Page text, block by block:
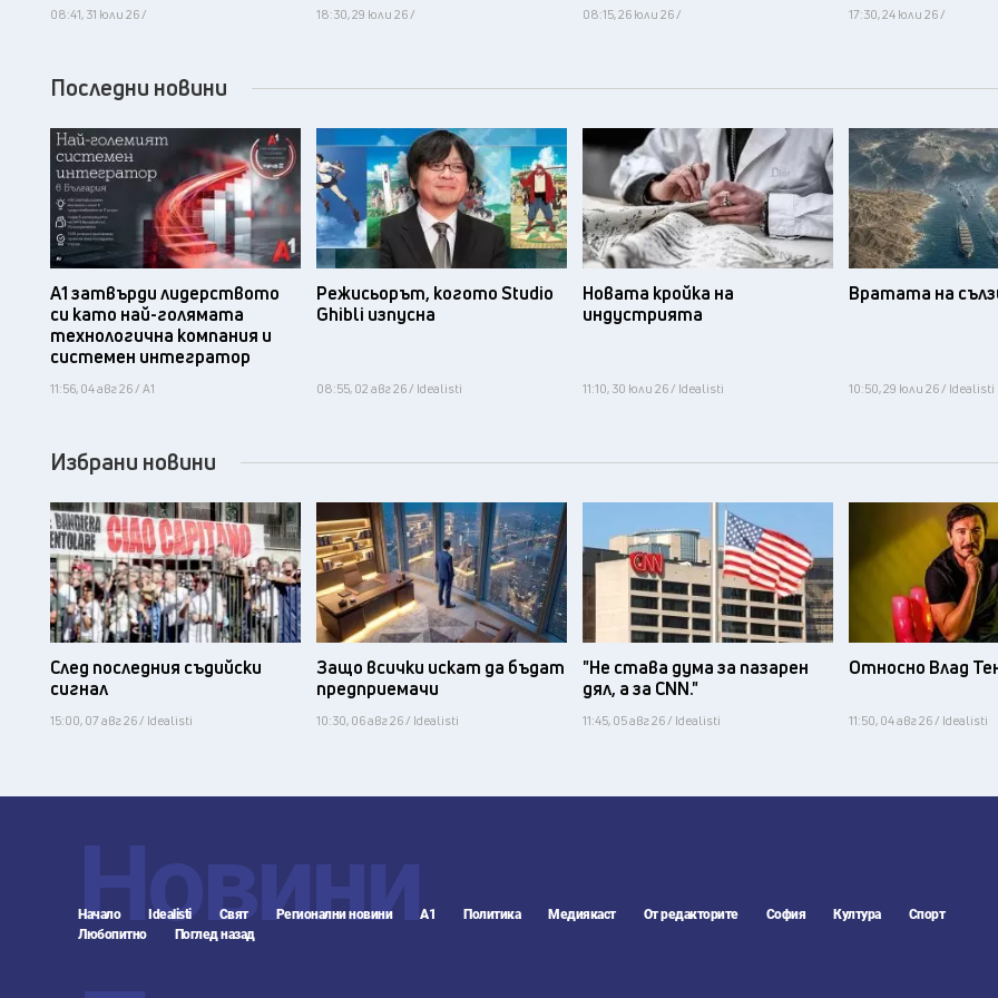
08:41, 31 юли 26 / 18:30, 29 юли 26 / 08:15, 26 юли 26 / 17:30, 24 юли 26 /
Последни новини
А1 затвърди лидерството
си като най-голямата
технологична компания и
системен интегратор
11:56, 04 авг 26 / А1
Режисьорът, когото Studio
Ghibli изпусна
08:55, 02 авг 26 / Idealisti
Новата кройка на
индустрията
11:10, 30 юли 26 / Idealisti
Вратата на
10:50, 29 юли 26 / Idealisti
Избрани новини
След последния съдийски
сигнал
15:00, 07 авг 26 / Idealisti
Защо всички искат да бъдат
предприемачи
10:30, 06 авг 26 / Idealisti
"Не става дума за пазарен
дял, а за CNN."
11:45, 05 авг 26 / Idealisti
Относно Влад
11:50, 04 авг 26 / Idealisti
Новини
Начало Idealisti Свят Регионални новини А1 Политика Медиякаст От редакторите София Култура
Спорт
Любопитно
Поглед назад